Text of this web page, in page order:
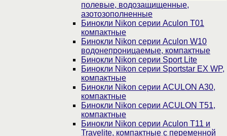
полевые, водозащищенные,
азотозополненные
Бинокли Nikon серии Aculon T01
компактные
Бинокли Nikon серии Aculon W10
водонепроницаемые, компактные
Бинокли Nikon серии Sport Lite
Бинокли Nikon серии Sportstar EX WP,
компактные
Бинокли Nikon серии ACULON A30,
компактные
Бинокли Nikon серии ACULON Т51,
компактные
Бинокли Nikon серии Aculon T11 и
Travelite, компактные с переменной